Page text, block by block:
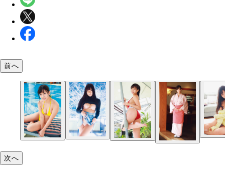
前へ
次へ